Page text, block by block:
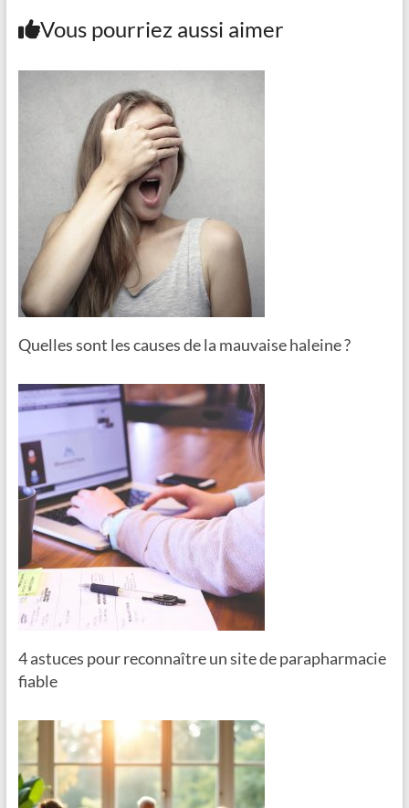
Vous pourriez aussi aimer
Quelles sont les causes de la mauvaise haleine ?
4 astuces pour reconnaître un site de parapharmacie
fiable